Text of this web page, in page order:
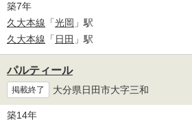
築7年
久大本線 「光岡 」駅
久大本線 「 日田 」駅
パルティール
掲載終了 大分県日田市大字三和
築14年